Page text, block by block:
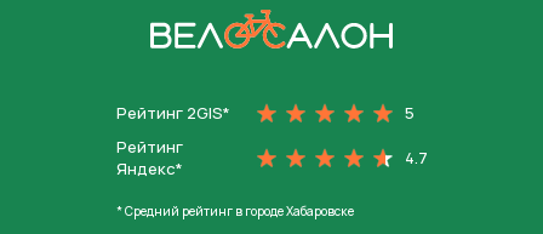
Рейтинг 2GIS*
5
Рейтинг
Яндекс*
4.7
* Средний рейтинг в городе Хабаровске